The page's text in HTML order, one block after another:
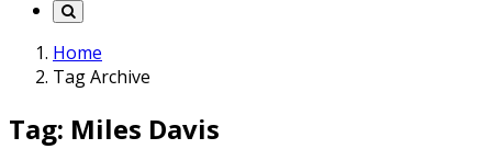
Home
Tag Archive
Tag: Miles Davis